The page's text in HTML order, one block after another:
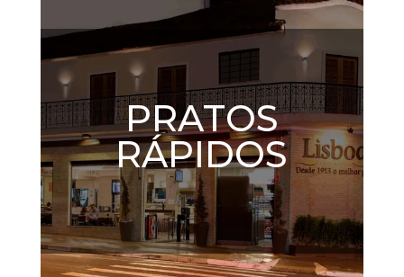
PRATOS
RÁPIDOS